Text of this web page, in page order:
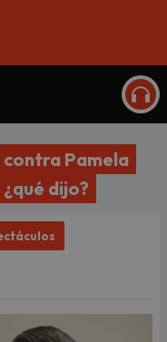
Pamela
dijo?